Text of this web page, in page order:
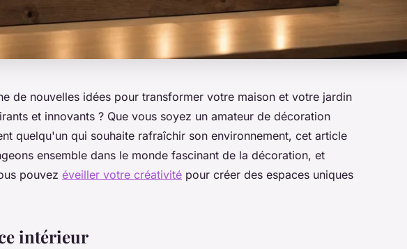
de nouvelles idées pour transformer votre maison et votre jardin
et innovants ? Que vous soyez un amateur de décoration
quelqu'un qui souhaite rafraîchir son environnement, cet article
ensemble dans le monde fascinant de la décoration, et
pouvez éveiller votre créativité pour créer des espaces uniques
intérieur